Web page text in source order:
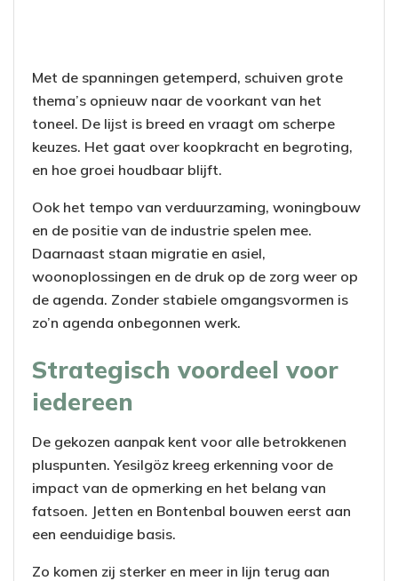
Met de spanningen getemperd, schuiven grote
thema’s opnieuw naar de voorkant van het
toneel. De lijst is breed en vraagt om scherpe
keuzes. Het gaat over koopkracht en begroting,
en hoe groei houdbaar blijft.
Ook het tempo van verduurzaming, woningbouw
en de positie van de industrie spelen mee.
Daarnaast staan migratie en asiel,
woonoplossingen en de druk op de zorg weer op
de agenda. Zonder stabiele omgangsvormen is
zo’n agenda onbegonnen werk.
Strategisch voordeel voor
iedereen
De gekozen aanpak kent voor alle betrokkenen
pluspunten. Yesilgöz kreeg erkenning voor de
impact van de opmerking en het belang van
fatsoen. Jetten en Bontenbal bouwen eerst aan
een eenduidige basis.
Zo komen zij sterker en meer in lijn terug aan